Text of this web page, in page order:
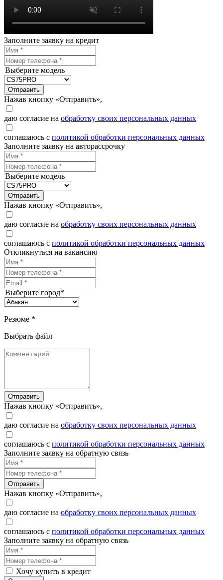
Заполните заявку на кредит
Выберите модель
Отправить
Нажав кнопку «Отправить»,
даю согласие на обработку своих персональных данных
соглашаюсь с политикой обработки персональных данных
Заполните заявку на авторассрочку
Выберите модель
Отправить
Нажав кнопку «Отправить»,
даю согласие на обработку своих персональных данных
соглашаюсь с политикой обработки персональных данных
Откликнуться на вакансию
Выберите город*
Резюме *
Выбрать файл
Отправить
Нажав кнопку «Отправить»,
даю согласие на обработку своих персональных данных
соглашаюсь с политикой обработки персональных данных
Заполните заявку на обратную связь
Отправить
Нажав кнопку «Отправить»,
даю согласие на обработку своих персональных данных
соглашаюсь с политикой обработки персональных данных
Заполните заявку на обратную связь
Хочу купить в кредит